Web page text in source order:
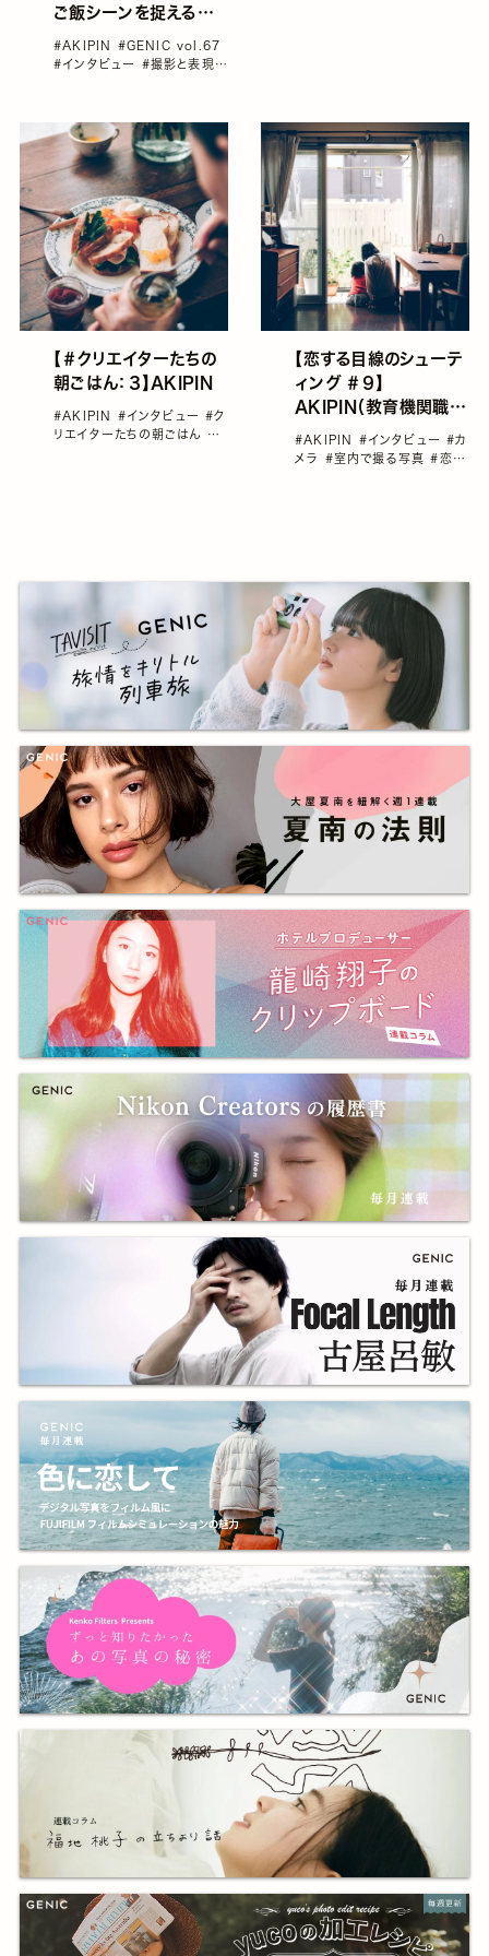
ご飯シーンを捉えるコ
#AKIPIN #GENIC vol.67
#インタビュー #撮影と表現の
【＃クリエイターたちの
朝ごはん：３】AKIPIN
#AKIPIN #インタビュー#ク
リエイターたちの朝ごはん
#
【恋する目線のシューテ
ィング ＃９】
AKIPIN（教育機関職
#AKIPIN #インタビュー#カ
メラ #室内で撮る写真#恋す